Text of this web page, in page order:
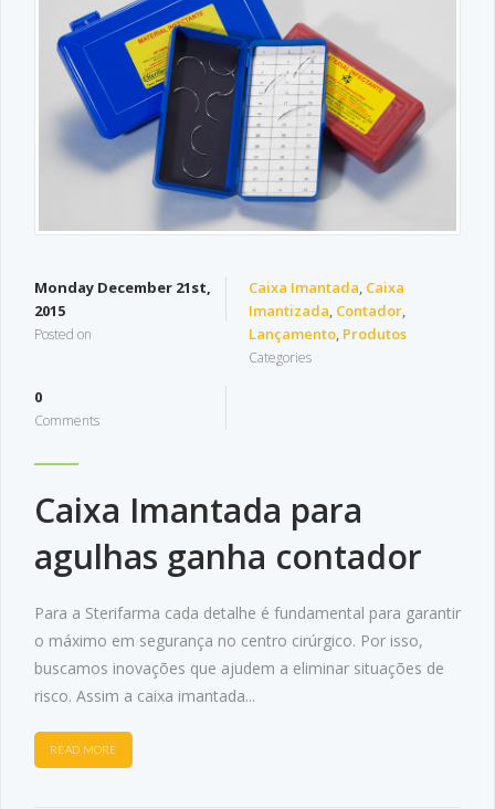
Monday December 21st,
2015
Posted on
Caixa Imantada, Caixa
Imantizada, Contador,
Lançamento, Produtos
Categories
0
Comments
Caixa Imantada para
agulhas ganha contador
Para a Sterifarma cada detalhe é fundamental para garantir
o máximo em segurança no centro cirúrgico. Por isso,
buscamos inovações que ajudem a eliminar situações de
risco. Assim a caixa imantada...
READ MORE